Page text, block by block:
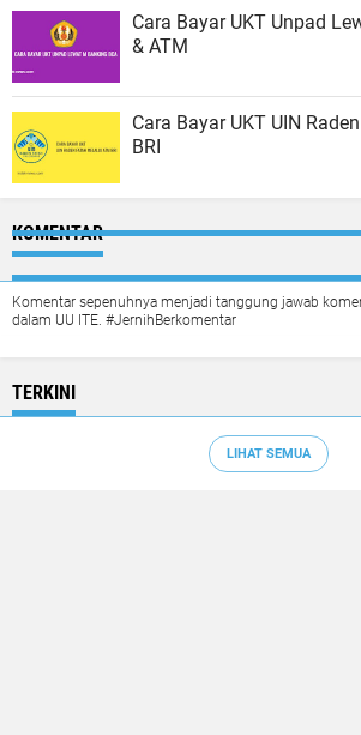
Cara Bayar UKT Unpad
& ATM
Cara Bayar UKT UIN
BRI
KOMENTAR
Komentar sepenuhnya menjadi tanggung jawab
dalam UU ITE. #JernihBerkomentar
TERKINI
LIHAT SEMUA